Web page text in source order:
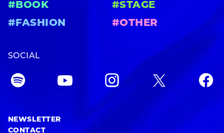
#BOOK
#STAGE
#FASHION
#OTHER
SOCIAL
NEWSLETTER
CONTACT